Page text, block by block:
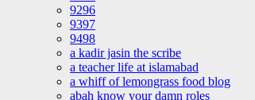
9296
9397
9498
a kadir jasin the scribe
a teacher life at islamabad
a whiff of lemongrass food blog
abah know your damn roles